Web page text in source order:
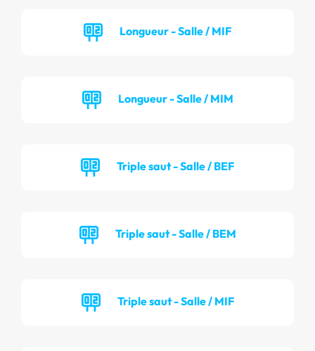
Longueur - Salle / MIF
Longueur - Salle / MIM
Triple saut - Salle / BEF
Triple saut - Salle / BEM
Triple saut - Salle / MIF